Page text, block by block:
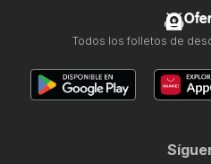
Todos los folletos de